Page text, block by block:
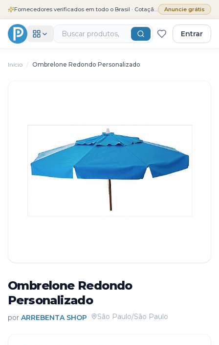
Fornecedores verificados em todo o Brasil · Cotação grátis Anuncie grátis
Entrar
Início / Ombrelone Redondo Personalizado
Ombrelone Redondo
Personalizado
por ARREBENTA SHOP São Paulo/São Paulo